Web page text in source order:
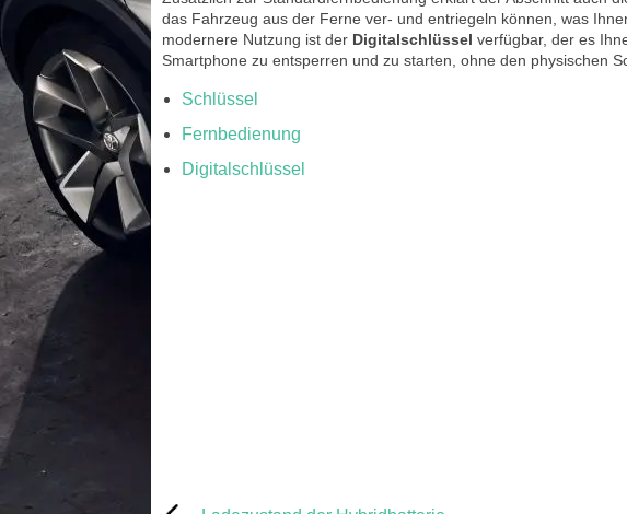
das Fahrzeug aus der Ferne ver- und entriegeln können, was
modernere Nutzung ist der Digitalschlüssel verfügbar, der es
Smartphone zu entsperren und zu starten, ohne den physischen
Schlüssel
Fernbedienung
Digitalschlüssel